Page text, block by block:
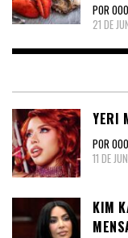
POR
21 DE
YERI
POR
11 DE
KIM